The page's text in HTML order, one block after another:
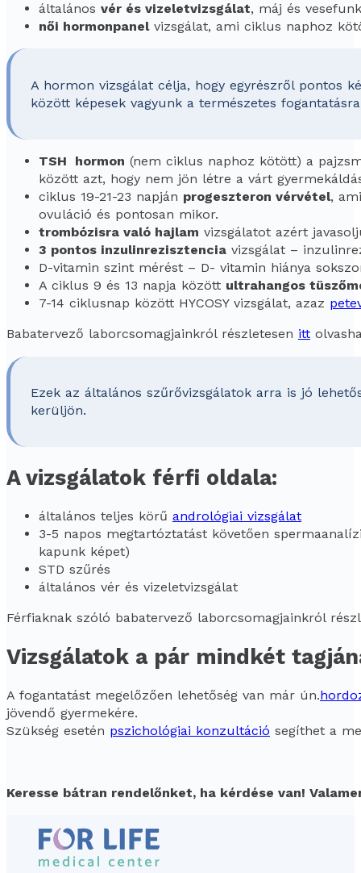
általános vér és vizeletvizsgálat, máj és
női hormonpanelvizsgálat, ami ciklus naphoz
A hormon vizsgálat célja, hogy egyrészről pontos
között képesek vagyunk a természetes
TSH hormon (nem ciklus naphoz kötött) a
között azt, hogy nem jön létre a várt
ciklus 19-21-23 napján progeszteron vérvétel,
ovuláció és pontosan mikor.
trombózisra való hajlam vizsgálatot azért
3 pontos inzulinrezisztencia vizsgálat –
D-vitamin szint mérést – D- vitamin hiánya
A ciklus 9 és 13 napja között ultrahangos
7-14 ciklusnap között HYCOSY vizsgálat, azaz
Babatervező laborcsomagjainkról részletesen itt
Ezek az általános szűrővizsgálatok arra is jó
kerüljön.
A vizsgálatok férfi oldala:
általános teljes körű andrológiai vizsgálat
3-5 napos megtartóztatást követően
kapunk képet)
STD szűrés
általános vér és vizeletvizsgálat
Férfiaknak szóló babatervező laborcsomagjainkról
Vizsgálatok a pár mindkét
A fogantatást megelőzően lehetőség van már ún.
jövendő gyermekére.
Szükség esetén pszichológiai konzultáció segíthet a
Keresse bátran rendelőnket, ha kérdése van!